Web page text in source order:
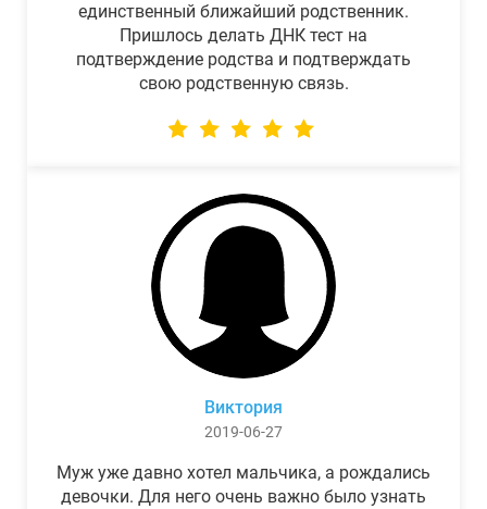
единственный ближайший родственник.
Пришлось делать ДНК тест на
подтверждение родства и подтверждать
свою родственную связь.
Виктория
2019-06-27
Муж уже давно хотел мальчика, а рождались
девочки. Для него очень важно было узнать